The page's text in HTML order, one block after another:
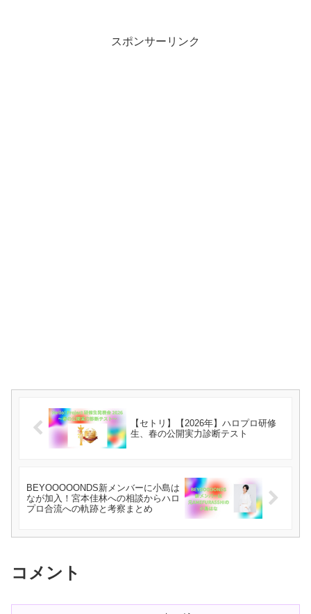
スポンサーリンク
【セトリ】【2026年】ハロプロ研修
生、春の公開実力診断テスト
BEYOOOOONDS新メンバーに小島は
なが加入！宮本佳林への相談からハロ
プロ合流への軌跡と考察まとめ
コメント